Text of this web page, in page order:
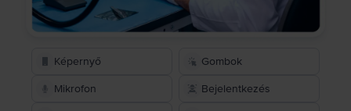
Képernyő Gombok
Mikrofon Bejelentkezés